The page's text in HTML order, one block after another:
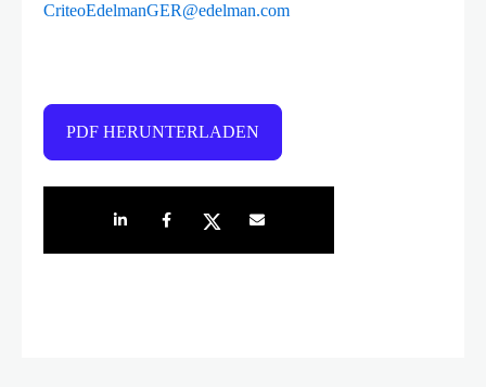
CriteoEdelmanGER@edelman.com
PDF HERUNTERLADEN
Share on LinkedIn
Share on Facebook
Share on TwitterShare by e-mail